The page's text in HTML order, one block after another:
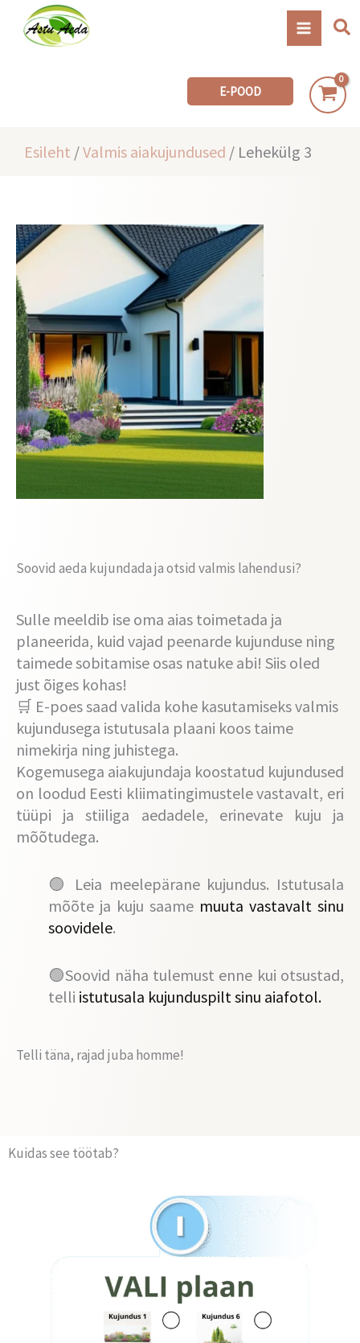
E-POOD
Esileht /Valmis aiakujundused / Lehekülg 3
Soovid aeda kujundada ja otsid valmis lahendusi?
Sulle meeldib ise oma aias toimetada ja
planeerida, kuid vajad peenarde kujunduse ning
taimede sobitamise osas natuke abi! Siis oled
just õiges kohas!
🛒 E-poes saad valida kohe kasutamiseks valmis
kujundusega istutusala plaani koos taime
nimekirja ning juhistega.
Kogemusega aiakujundaja koostatud kujundused
on loodud Eesti kliimatingimustele vastavalt, eri
tüüpi ja stiiliga aedadele, erinevate kuju ja
mõõtudega.
🟢 Leia meelepärane kujundus. Istutusala
mõõte ja kuju saame muuta vastavalt sinu
soovidele.
🟢Soovid näha tulemust enne kui otsustad,
telli istutusala kujunduspilt sinu aiafotol.
Telli täna, rajad juba homme!
Kuidas see töötab?